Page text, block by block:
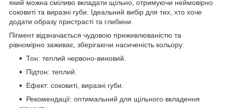
який можна сміливо вкладати щільно, отримуючи неймовірно
соковиті та виразні губи. Ідеальний вибір для тих, хто хоче
додати образу пристрасті та глибини.
Пігмент відзначається чудовою приживлюваністю та
рівномірно заживає, зберігаючи насиченість кольору.
Тон: теплий червоно-виновий.
Підтон: теплий.
Ефект: соковиті, виразні губи.
Рекомендації: оптимальний для щільного вкладення